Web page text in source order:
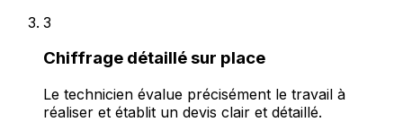
3
Chiffrage détaillé sur place
Le technicien évalue précisément le travail à
réaliser et établit un devis clair et détaillé.